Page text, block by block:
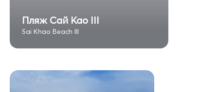
Пляж Сай Као III
Sai Khao Beach III